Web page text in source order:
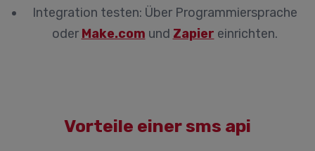
Integration testen: Über Programmiersprache
oder Make.com und Zapier einrichten.
Vorteile einer sms api